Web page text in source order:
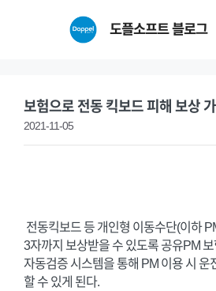
도플소프트 블로그
보험으로 전동 킥보드 피해 보상
2021-11-05
전동킥보드 등 개인형 이동수단(이하
3자까지 보상받을 수 있도록 공유PM
자동검증 시스템을 통해 PM 이용 시 운
할 수 있게 된다.